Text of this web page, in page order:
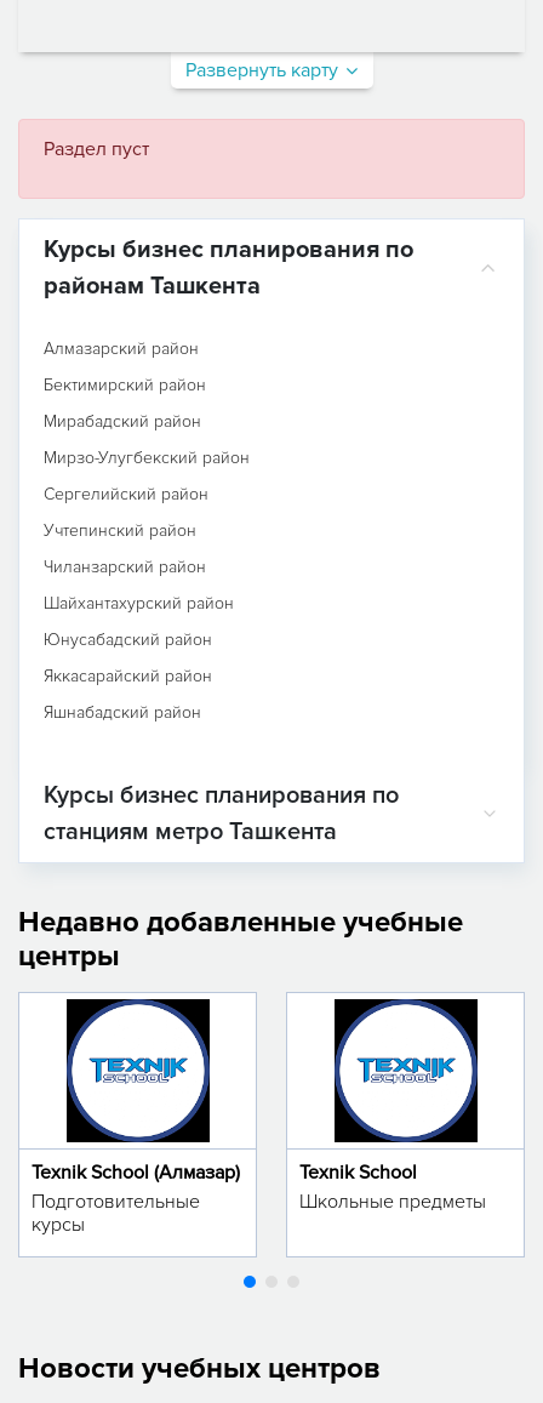
Развернуть карту
Раздел пуст
Курсы бизнес планирования по
районам Ташкента
Алмазарский район
Бектимирский район
Мирабадский район
Мирзо-Улугбекский район
Сергелийский район
Учтепинский район
Чиланзарский район
Шайхантахурский район
Юнусабадский район
Яккасарайский район
Яшнабадский район
Курсы бизнес планирования по
станциям метро Ташкента
Недавно добавленные учебные
центры
Texnik School (Алмазар)
Подготовительные
курсы
Texnik School
Школьные предметы
Новости учебных центров